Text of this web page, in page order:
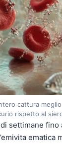
cattura meglio
rispetto al
settimane fino
ematica